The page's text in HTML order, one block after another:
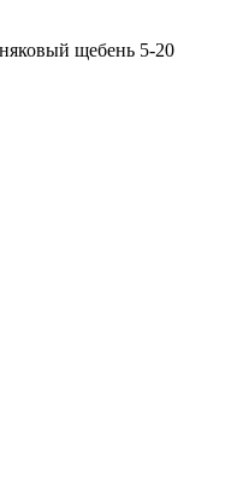
щебень 5-20